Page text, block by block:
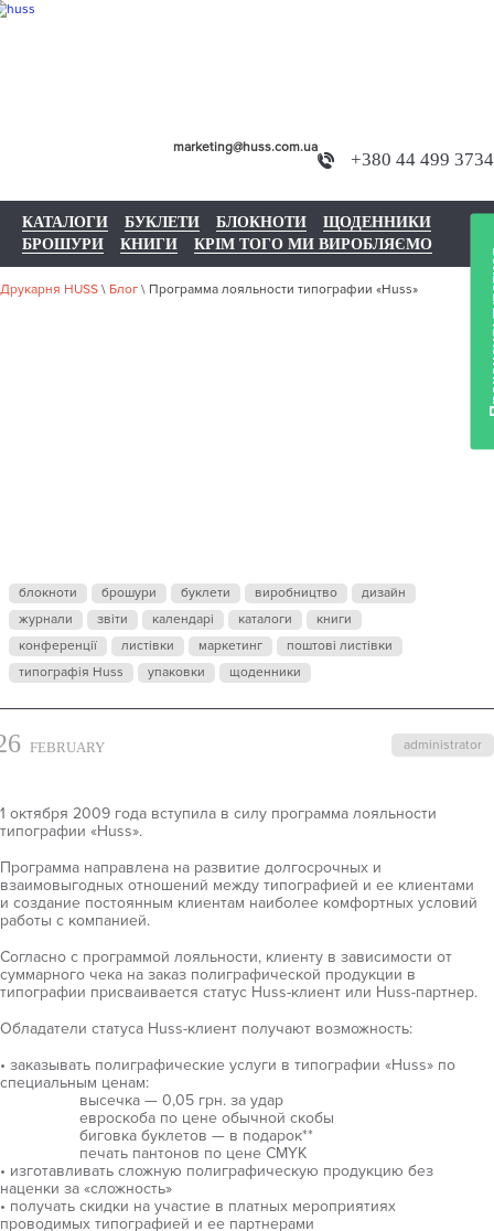
+380 44 499 3734
marketing@huss.com.ua
КАТАЛОГИ БУКЛЕТИ БЛОКНОТИ
ЩОДЕННИКИ
БРОШУРИ
КНИГИ КРІМ ТОГО МИ ВИРОБЛЯЄМО
Друкарня HUSS \ Блог \ Программа лояльности типографии «Huss»
ПРОГРАММА
«HUSS»
блокноти брошури буклети виробництво
дизайн
журнали
звіти календарі каталоги
книги
конференції
листівки маркетинг
поштові листівки
типографія Huss
упаковки щоденники
administrator
FEBRUARY
1 октября 2009 года вступила в силу программа лояльности
типографии «Huss».
Программа направлена на развитие долгосрочных и
взаимовыгодных отношений между типографией и ее клиентами
и создание постоянным клиентам наиболее комфортных условий
работы с компанией.
Согласно с программой лояльности, клиенту в зависимости от
суммарного чека на заказ полиграфической продукции в
типографии присваивается статус Huss-клиент или Huss-партнер.
Обладатели статуса Huss-клиент получают возможность:
• заказывать полиграфические услуги в типографии «Huss» по
специальным ценам:
высечка — 0,05 грн. за удар
евроскоба по цене обычной скобы
биговка буклетов — в подарок**
печать пантонов по цене CMYK
• изготавливать сложную полиграфическую продукцию без
наценки за «сложность»
• получать скидки на участие в платных мероприятиях
проводимых типографией и ее партнерами